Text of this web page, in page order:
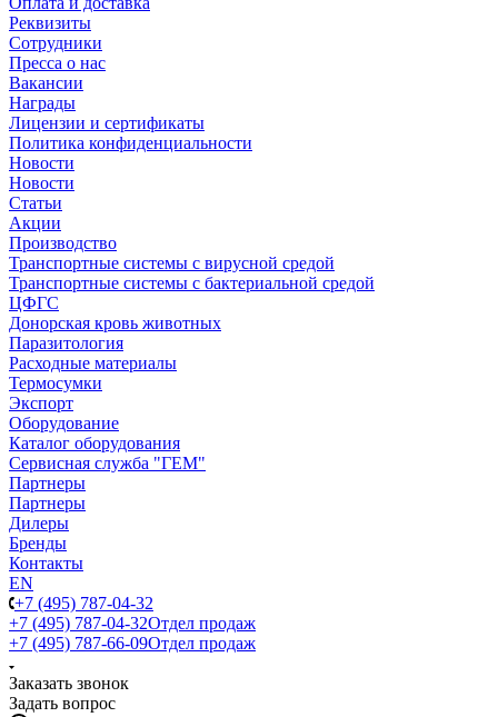
Реквизиты
Сотрудники
Пресса о нас
Вакансии
Награды
Лицензии и сертификаты
Политика конфиденциальности
Новости
Новости
Статьи
Акции
Производство
Транспортные системы с вирусной средой
Транспортные системы с бактериальной средой
ЦФГС
Донорская кровь животных
Паразитология
Расходные материалы
Термосумки
Экспорт
Оборудование
Каталог оборудования
Сервисная служба "ГЕМ"
Партнеры
Партнеры
Дилеры
Бренды
Контакты
EN
+7 (495) 787-04-32
+7 (495) 787-04-32Отдел продаж
+7 (495) 787-66-09Отдел продаж
Заказать звонок
Задать вопрос